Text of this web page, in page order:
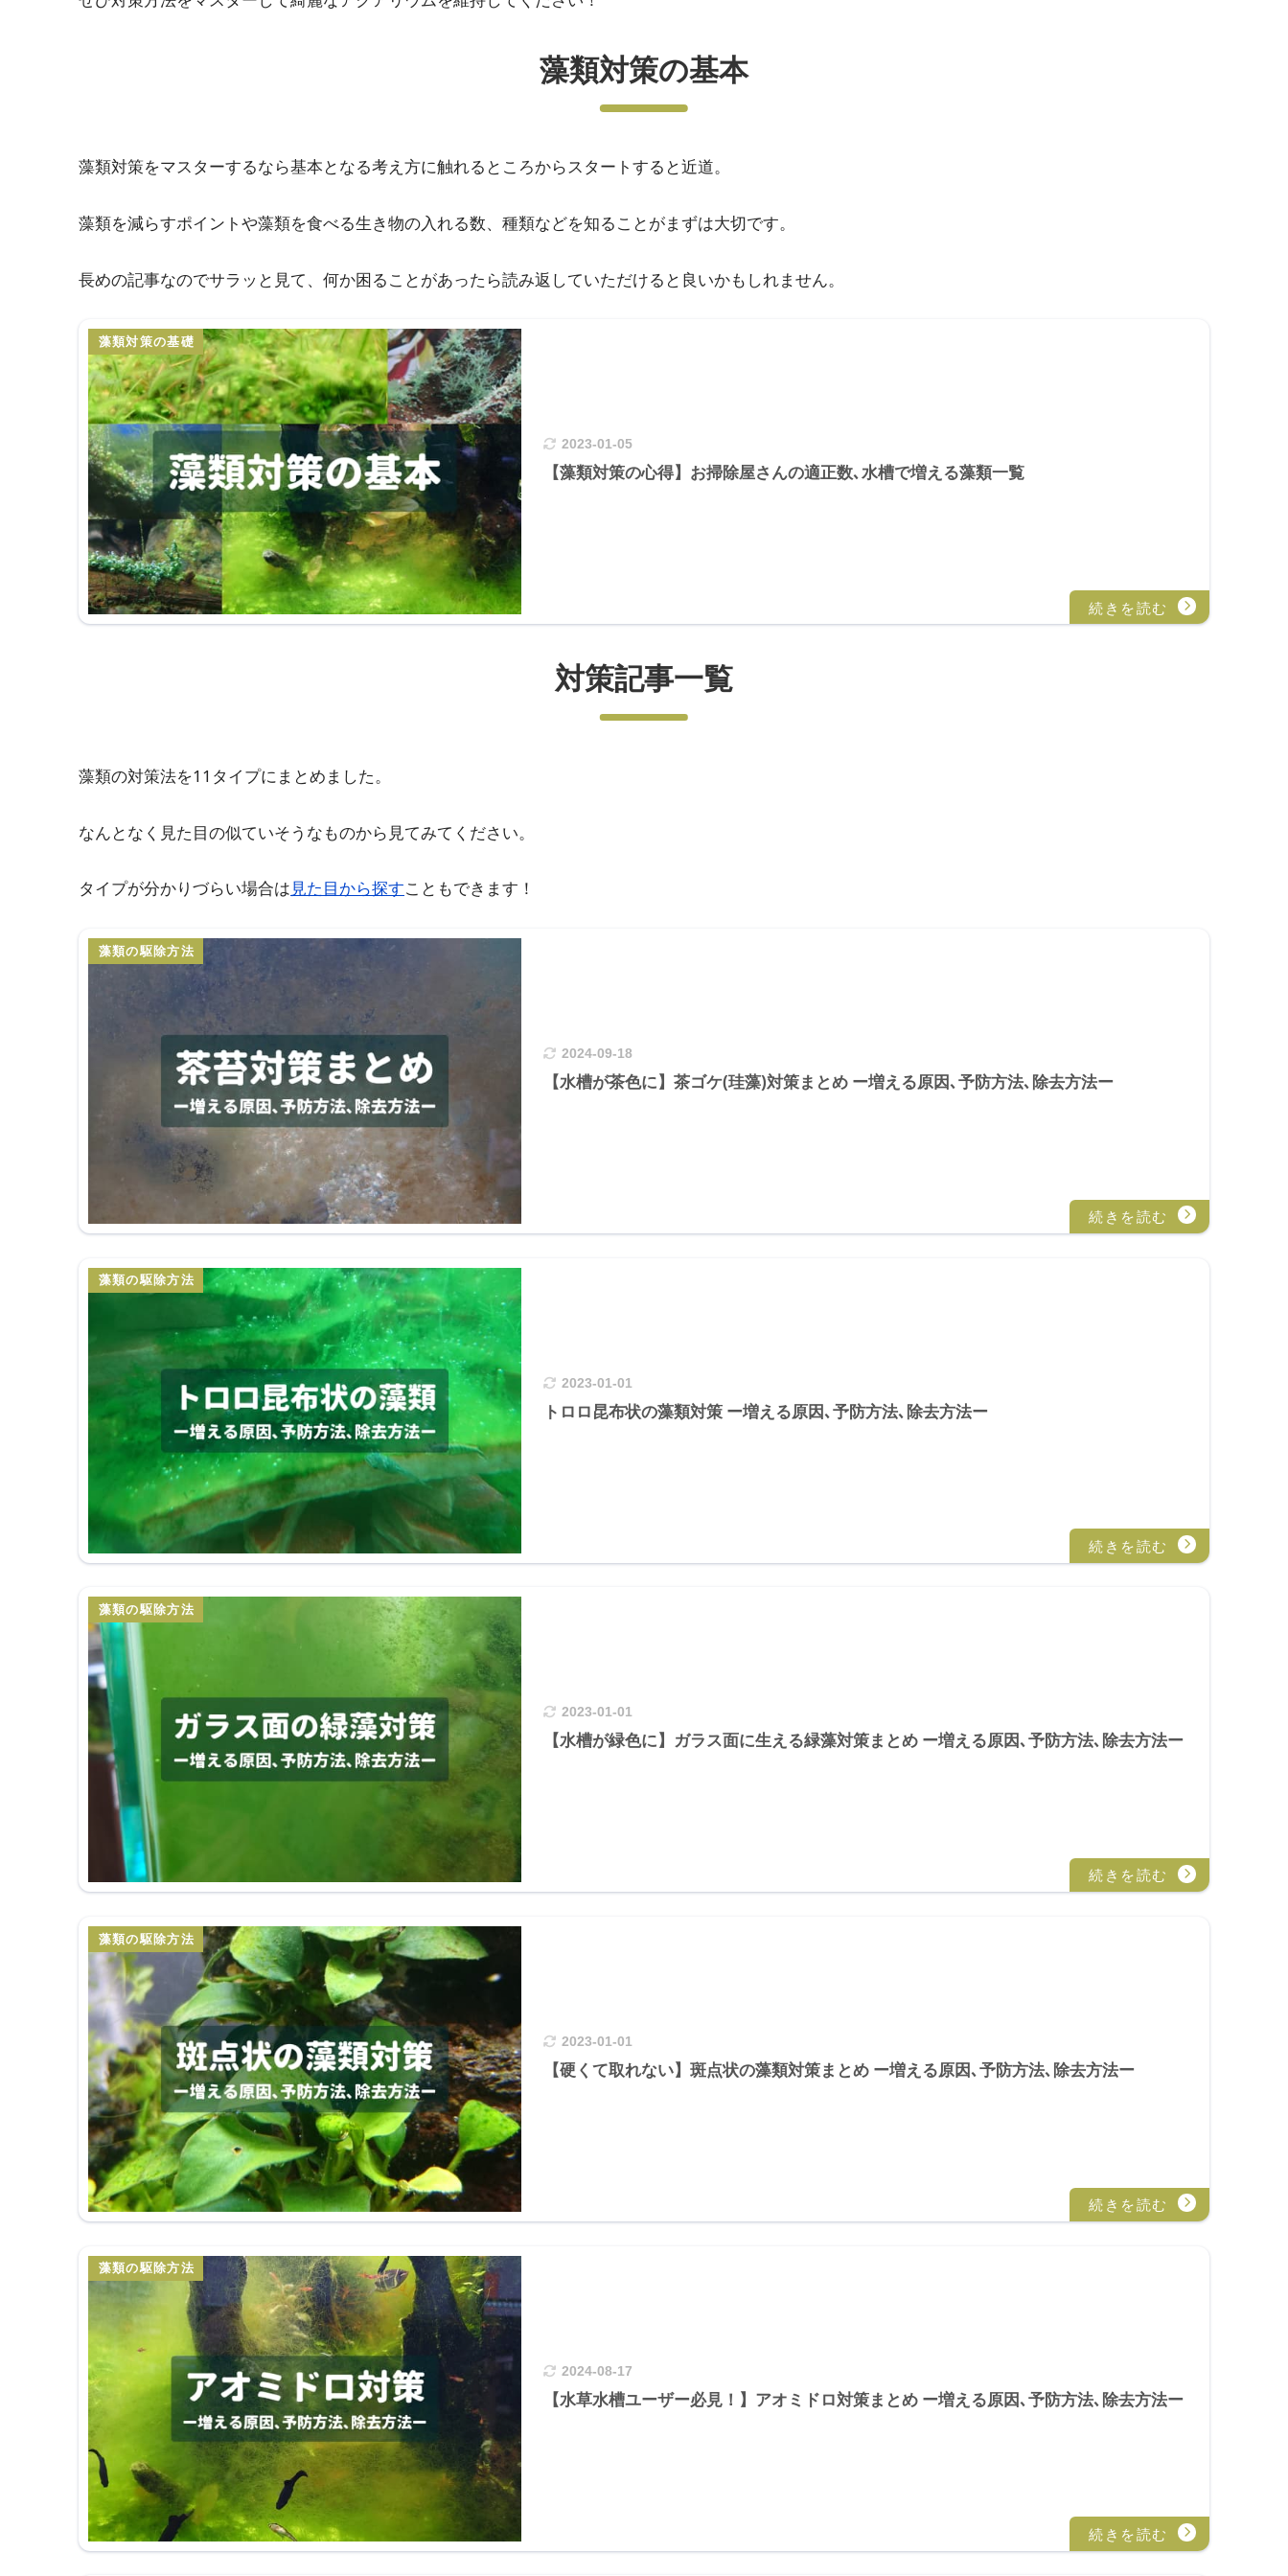
藻類対策の基本
藻類対策をマスターするなら基本となる考え方に触れるところからスタートすると近道。
藻類を減らすポイントや藻類を食べる生き物の入れる数、種類などを知ることがまずは大切です。
長めの記事なのでサラッと見て、何か困ることがあったら読み返していただけると良いかもしれません。
2023-01-05
【藻類対策の心得】お掃除屋さんの適正数､水槽で増える藻類一覧
対策記事一覧
藻類の対策法を11タイプにまとめました。
なんとなく見た目の似ていそうなものから見てみてください。
タイプが分かりづらい場合は見た目から探すこともできます！
2024-09-18
【水槽が茶色に】茶ゴケ(珪藻)対策まとめ ー増える原因､予防方法､除去方法ー
2023-01-01
トロロ昆布状の藻類対策 ー増える原因､予防方法､除去方法ー
2023-01-01
【水槽が緑色に】ガラス面に生える緑藻対策まとめ ー増える原因､予防方法､除去方法ー
2023-01-01
【硬くて取れない】斑点状の藻類対策まとめ ー増える原因､予防方法､除去方法ー
2024-08-17
【水草水槽ユーザー必見！】アオミドロ対策まとめ ー増える原因､予防方法､除去方法ー